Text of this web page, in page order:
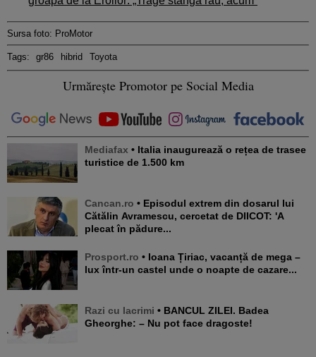
Sursa foto: ProMotor
Tags: gr86 hibrid Toyota
Urmărește Promotor pe Social Media
Mediafax • Italia inaugurează o rețea de trasee
turistice de 1.500 km
Cancan.ro • Episodul extrem din dosarul lui
Cătălin Avramescu, cercetat de DIICOT: 'A
plecat în pădure...
Prosport.ro • Ioana Țiriac, vacanță de mega –
lux într-un castel unde o noapte de cazare...
Razi cu lacrimi • BANCUL ZILEI. Badea
Gheorghe: – Nu pot face dragoste!